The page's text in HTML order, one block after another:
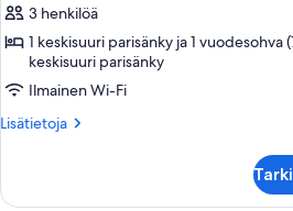
perushuone,
kylpyhuone
makuuhuoneen
yhteydessä
kuvat
3 henkilöä
1 keskisuuri parisänky ja 1 vuodesohva
keskisuuri parisänky
Ilmainen Wi-Fi
Lisätietoja
Lisätietoja
perushuone,